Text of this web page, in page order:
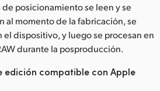
de posicionamiento se leen y se
al momento de la fabricación, se
el dispositivo, y luego se procesan en
durante la posproducción.
edición compatible con Apple